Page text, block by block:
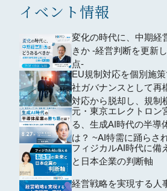
イベント情報
変化の時代に、中期経
きか -経営判断を更新
点-
EU規制対応を個別施
社ガバナンスとして再構築
対応から脱却し、規制
編するための全社設計
元・東京エレクトロン
る、生成AI時代の半導
は？ ~AI特需に踊らされない、投資・SCM
の判断軸~
フィジカルAI時代に
と日本企業の判断軸
経営戦略を実現する人